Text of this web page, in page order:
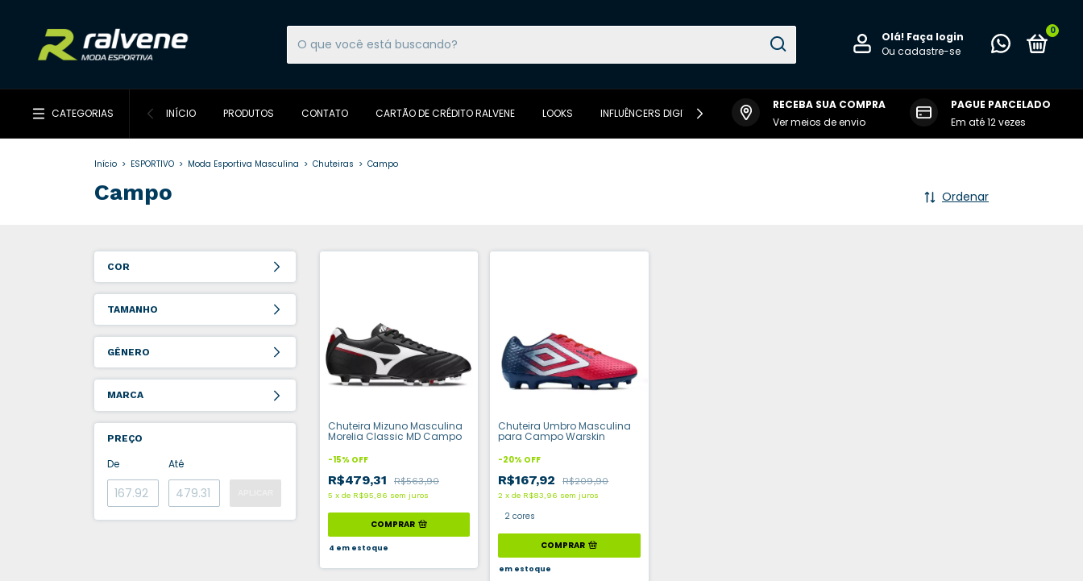
Olá! Faça login
Ou cadastre-se
0
CATEGORIAS INÍCIO PRODUTOS CONTATO CARTÃO DE CRÉDITO RALVENE LOOKS INFLUÊNCERS DIGITAIS DA RALVENE
RECEBA SUA COMPRA
Ver meios de envio
PAGUE PARCELADO
Em até 12 vezes
Início > ESPORTIVO > Moda Esportiva Masculina > Chuteiras > Campo
Campo Ordenar
COR
TAMANHO
GÊNERO
MARCA
PREÇO
De Até
Chuteira Mizuno Masculina
Morelia Classic MD Campo
-15% OFF
R$479,31 R$563,90
5 x de R$95,86 sem juros
COMPRAR
4 em estoque
Chuteira Umbro Masculina
para Campo Warskin
-20% OFF
R$167,92 R$209,90
2 xde R$83,96 sem juros
2 cores
COMPRAR
em estoque